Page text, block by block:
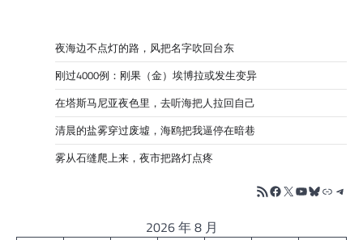
夜海边不点灯的路，风把名字吹回台东
刚过4000例：刚果（金）埃博拉或发生变异
在塔斯马尼亚夜色里，去听海把人拉回自己
清晨的盐雾穿过废墟，海鸥把我逼停在暗巷
雾从石缝爬上来，夜市把路灯点疼
RSS FeedFacebook
X YouTube
Bluesky
链接
2026 年 8 月